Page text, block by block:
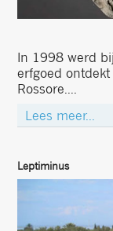
In 1998 werd
erfgoed
Rossore....
Lees meer...
Leptiminus